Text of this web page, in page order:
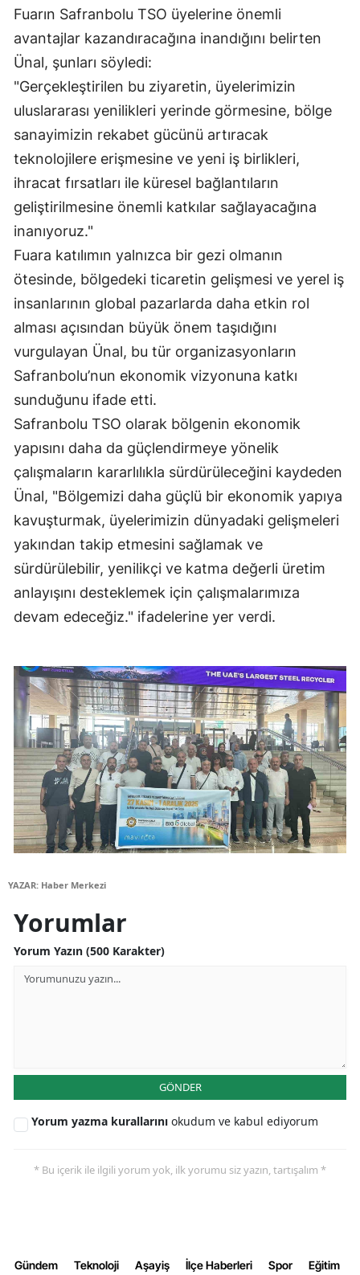
Kayseri
Kırşehir
Kocaeli
Konya
Kütahya
Malatya
Manisa
Kahramanmaraş
Mardin
Muğla
Muş
Nevşehir
Niğde
Ordu
Rize
Sakarya
Samsun
Siirt
Sivas
Tekirdağ
Tokat
Trabzon
Tunceli
Şanlıurfa
Karaman
Şırnak
Fuarın Safranbolu TSO üyelerine önemli
avantajlar kazandıracağına inandığını belirten
Ünal, şunları söyledi:
"Gerçekleştirilen bu ziyaretin, üyelerimizin
uluslararası yenilikleri yerinde görmesine, bölge
sanayimizin rekabet gücünü artıracak
teknolojilere erişmesine ve yeni iş birlikleri,
ihracat fırsatları ile küresel bağlantıların
geliştirilmesine önemli katkılar sağlayacağına
inanıyoruz."
Fuara katılımın yalnızca bir gezi olmanın
ötesinde, bölgedeki ticaretin gelişmesi ve yerel iş
insanlarının global pazarlarda daha etkin rol
alması açısından büyük önem taşıdığını
vurgulayan Ünal, bu tür organizasyonların
Safranbolu’nun ekonomik vizyonuna katkı
sunduğunu ifade etti.
Safranbolu TSO olarak bölgenin ekonomik
yapısını daha da güçlendirmeye yönelik
çalışmaların kararlılıkla sürdürüleceğini kaydeden
Ünal, "Bölgemizi daha güçlü bir ekonomik yapıya
kavuşturmak, üyelerimizin dünyadaki gelişmeleri
yakından takip etmesini sağlamak ve
sürdürülebilir, yenilikçi ve katma değerli üretim
anlayışını desteklemek için çalışmalarımıza
devam edeceğiz." ifadelerine yer verdi.
YAZAR: Haber Merkezi
Yorumlar
Yorum Yazın (500 Karakter)
GÖNDER
Yorum yazma kurallarını okudum ve kabul ediyorum
* Bu içerik ile ilgili yorum yok, ilk yorumu siz yazın, tartışalım *
Gündem Teknoloji Aşayiş İlçe Haberleri Spor Eğitim